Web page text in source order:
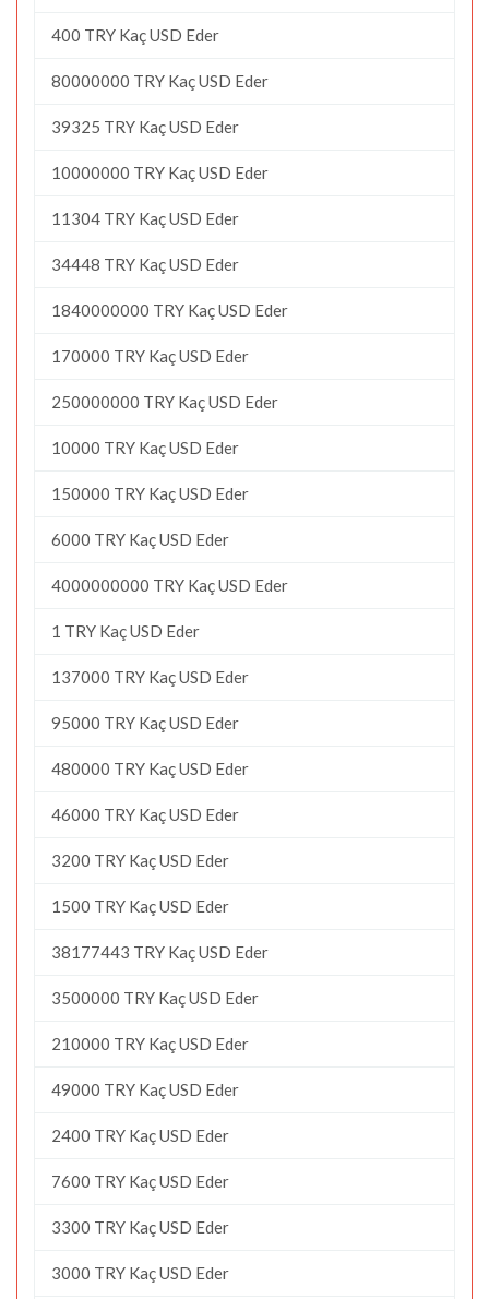
400 TRY Kaç USD Eder
80000000 TRY Kaç USD Eder
39325 TRY Kaç USD Eder
10000000 TRY Kaç USD Eder
11304 TRY Kaç USD Eder
34448 TRY Kaç USD Eder
1840000000 TRY Kaç USD Eder
170000 TRY Kaç USD Eder
250000000 TRY Kaç USD Eder
10000 TRY Kaç USD Eder
150000 TRY Kaç USD Eder
6000 TRY Kaç USD Eder
4000000000 TRY Kaç USD Eder
1 TRY Kaç USD Eder
137000 TRY Kaç USD Eder
95000 TRY Kaç USD Eder
480000 TRY Kaç USD Eder
46000 TRY Kaç USD Eder
3200 TRY Kaç USD Eder
1500 TRY Kaç USD Eder
38177443 TRY Kaç USD Eder
3500000 TRY Kaç USD Eder
210000 TRY Kaç USD Eder
49000 TRY Kaç USD Eder
2400 TRY Kaç USD Eder
7600 TRY Kaç USD Eder
3300 TRY Kaç USD Eder
3000 TRY Kaç USD Eder